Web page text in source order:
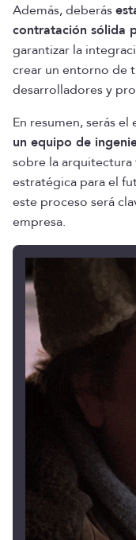
Además, deberás
contratación sólida
garantizar la
crear un entorno de
desarrolladores y
En resumen, serás
un equipo de
sobre la
estratégica para el
este proceso será
empresa.